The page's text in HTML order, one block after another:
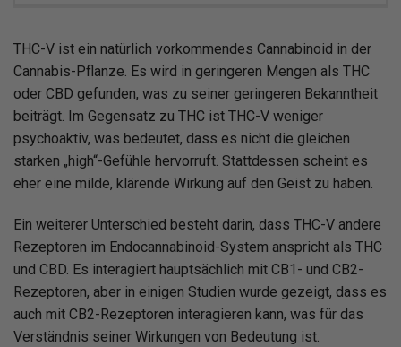
THC-V ist ein natürlich vorkommendes Cannabinoid in der
Cannabis-Pflanze. Es wird in geringeren Mengen als THC
oder CBD gefunden, was zu seiner geringeren Bekanntheit
beiträgt. Im Gegensatz zu THC ist THC-V weniger
psychoaktiv, was bedeutet, dass es nicht die gleichen
starken „high“-Gefühle hervorruft. Stattdessen scheint es
eher eine milde, klärende Wirkung auf den Geist zu haben.
Ein weiterer Unterschied besteht darin, dass THC-V andere
Rezeptoren im Endocannabinoid-System anspricht als THC
und CBD. Es interagiert hauptsächlich mit CB1- und CB2-
Rezeptoren, aber in einigen Studien wurde gezeigt, dass es
auch mit CB2-Rezeptoren interagieren kann, was für das
Verständnis seiner Wirkungen von Bedeutung ist.